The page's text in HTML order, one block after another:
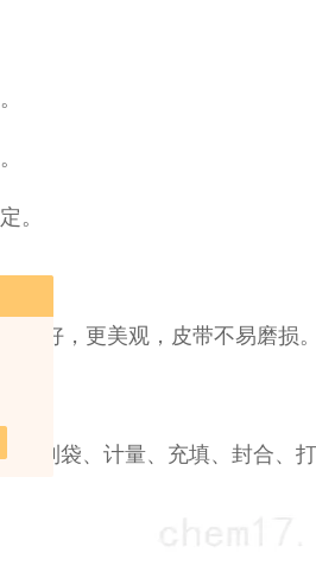
。
好，更美观，皮带不易磨损。
单。
制袋、计量、充填、封合、